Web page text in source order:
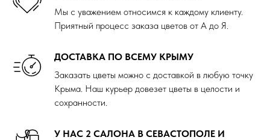
Мы с уважением относимся к каждому клиенту.
Приятный процесс заказа цветов от А до Я.
ДОСТАВКА ПО ВСЕМУ КРЫМУ
Заказать цветы можно с доставкой в любую точку
Крыма. Наш курьер довезет цветы в целости и
сохранности.
У НАС 2 САЛОНА В СЕВАСТОПОЛЕ И